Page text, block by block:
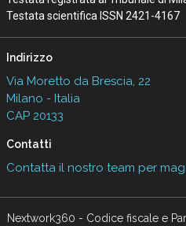
Testata scientifica ISSN 2421-4167
Indirizzo
Via Moretto da Brescia, 22
Milano - Italia
CAP 20133
Contatti
Contatta il nostro team per
Nextwork360 - Codice fiscale e